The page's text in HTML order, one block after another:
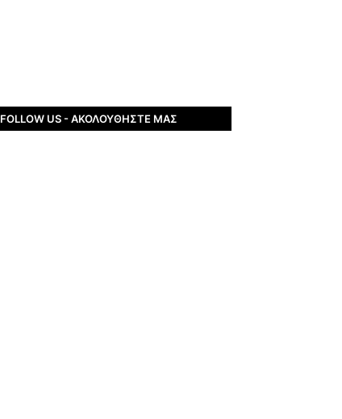
FOLLOW US - ΑΚΟΛΟΥΘΉΣΤΕ ΜΑΣ